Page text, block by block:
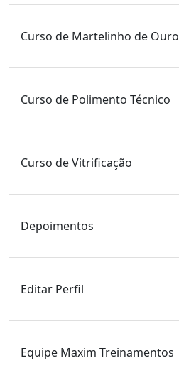
Curso de Martelinho de Ouro
Curso de Polimento Técnico
Curso de Vitrificação
Depoimentos
Editar Perfil
Equipe Maxim Treinamentos